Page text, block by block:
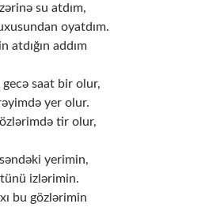
su atdım,
oyatdım.
atdığın addım
saat bir olur,
yer olur.
tir olur,
yerimin,
izlərimin.
bu gözlərimin